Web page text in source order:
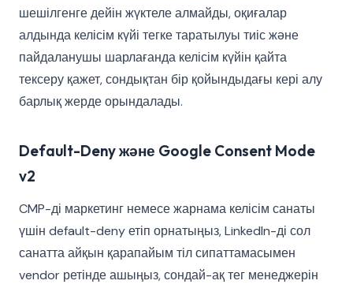
шешілгенге дейін жүктеле алмайды, оқиғалар
алдында келісім күйі тегке таратылуы тиіс және
пайдаланушы шарлағанда келісім күйін қайта
тексеру қажет, сондықтан бір қойындыдағы кері алу
барлық жерде орындалады.
Default-Deny және Google Consent Mode
v2
CMP-ді маркетинг немесе жарнама келісім санаты
үшін default-deny етіп орнатыңыз, LinkedIn-ді сол
санатта айқын қарапайым тіл сипаттамасымен
vendor ретінде ашыңыз, сондай-ақ тег менеджерін